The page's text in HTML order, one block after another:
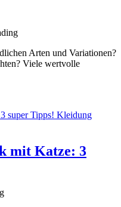
Arten und Variationen?
Viele wertvolle
mit Katze: 3